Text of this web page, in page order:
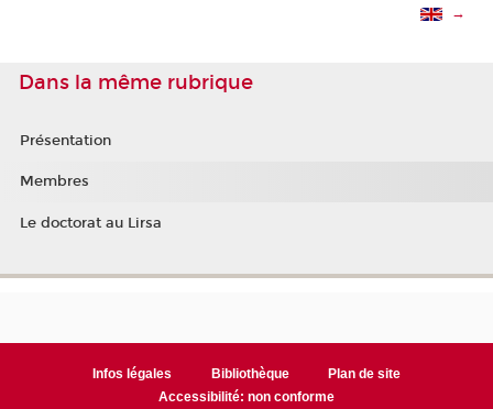
→
Dans la même rubrique
Présentation
Membres
Le doctorat au Lirsa
Infos légales Bibliothèque
Plan de site
Accessibilité: non conforme